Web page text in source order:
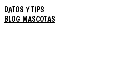
DATOS Y TIPS
BLOG MASCOTAS